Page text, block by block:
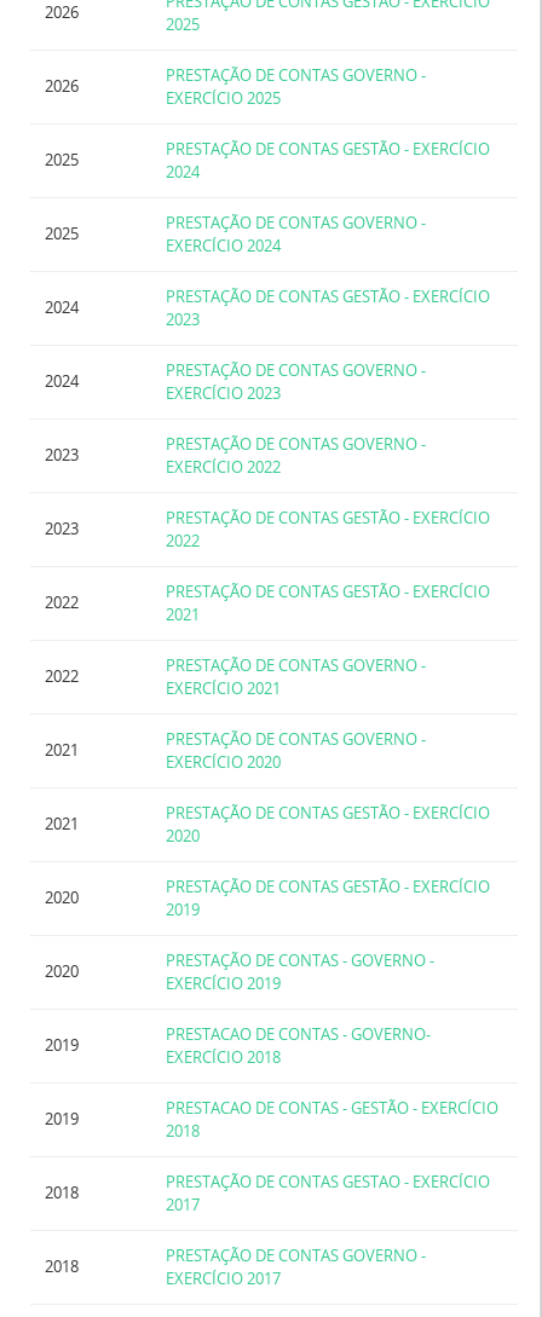
2026
2025
2026
PRESTAÇÃO DE CONTAS GOVERNO -
EXERCÍCIO 2025
2025
PRESTAÇÃO DE CONTAS GESTÃO - EXERCÍCIO
2024
2025
PRESTAÇÃO DE CONTAS GOVERNO -
EXERCÍCIO 2024
2024
PRESTAÇÃO DE CONTAS GESTÃO - EXERCÍCIO
2023
2024
PRESTAÇÃO DE CONTAS GOVERNO -
EXERCÍCIO 2023
2023
PRESTAÇÃO DE CONTAS GOVERNO -
EXERCÍCIO 2022
2023
PRESTAÇÃO DE CONTAS GESTÃO - EXERCÍCIO
2022
2022
PRESTAÇÃO DE CONTAS GESTÃO - EXERCÍCIO
2021
2022
PRESTAÇÃO DE CONTAS GOVERNO -
EXERCÍCIO 2021
2021
PRESTAÇÃO DE CONTAS GOVERNO -
EXERCÍCIO 2020
2021
PRESTAÇÃO DE CONTAS GESTÃO - EXERCÍCIO
2020
2020
PRESTAÇÃO DE CONTAS GESTÃO - EXERCÍCIO
2019
2020
PRESTAÇÃO DE CONTAS - GOVERNO -
EXERCÍCIO 2019
2019
PRESTACAO DE CONTAS - GOVERNO-
EXERCÍCIO 2018
2019
PRESTACAO DE CONTAS - GESTÃO - EXERCÍCIO
2018
2018
PRESTAÇÃO DE CONTAS GESTAO - EXERCÍCIO
2017
2018
PRESTAÇÃO DE CONTAS GOVERNO -
EXERCÍCIO 2017